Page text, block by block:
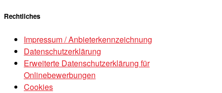
Rechtliches
Impressum / Anbieterkennzeichnung
Datenschutzerklärung
Erweiterte Datenschutzerklärung für
Onlinebewerbungen
Cookies